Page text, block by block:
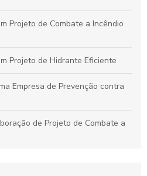
Projeto de Combate a Incêndio
Projeto de Hidrante Eficiente
Empresa de Prevenção contra
de Projeto de Combate a